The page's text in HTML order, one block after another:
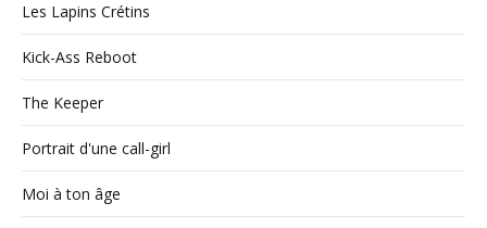
Les Lapins Crétins
Kick-Ass Reboot
The Keeper
Portrait d'une call-girl
Moi à ton âge